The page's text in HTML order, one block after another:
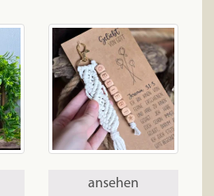
ansehen